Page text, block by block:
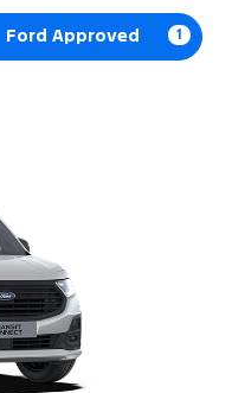
Ford Approved 1